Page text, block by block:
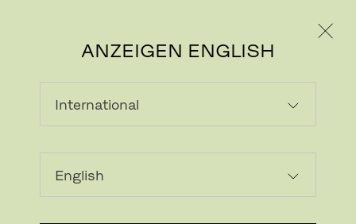
ANZEIGEN ENGLISH
FRI™ SOFA
Design Jaime Hayon